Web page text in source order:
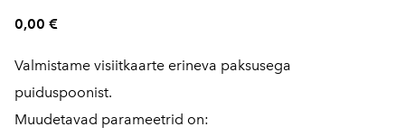
0,00 €
Valmistame visiitkaarte erineva paksusega
puiduspoonist.
Muudetavad parameetrid on: